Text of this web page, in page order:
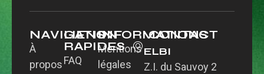
NAVIGATION
À
propos
LIENS
RAPIDES
FAQ
INFORMATIONS
Mentions
légales
CONTACT
ELBI
Z.I. du Sauvoy 2